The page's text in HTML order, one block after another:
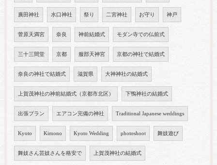
廣田神社 水口神社 祭り 二宮神社 お守り 神戸
菅原天満宮 奈良 神前結婚式 モダン寺での仏前式
三十三間堂 京都 服部天神宮 京都の神社で結婚式
奈良の神社で結婚式 滋賀県 大神神社の結婚式
上賀茂神社の神前結婚式（京都市北区） 下鴨神社の結婚式
出張プラン エアコン完備の神社 Traditional Japanese weddings
Kyoto Kimono Kyoto Wedding photoshoot 舞妓遊び
舞妓さん芸妓さんを格安で 上賀茂神社の結婚式